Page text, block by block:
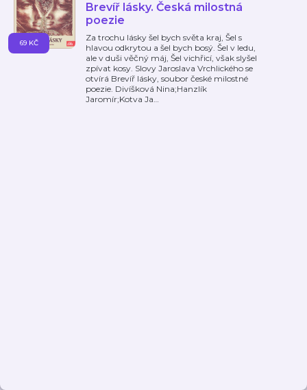
Brevíř lásky. Česká milostná
poezie
Za trochu lásky šel bych světa kraj, Šel s
hlavou odkrytou a šel bych bosý. Šel v ledu,
ale v duši věčný máj, Šel vichřicí, však slyšel
zpívat kosy. Slovy Jaroslava Vrchlického se
otvírá Brevíř lásky, soubor české milostné
poezie. Divíšková Nina;Hanzlík
Jaromír;Kotva Ja…
69 KČ